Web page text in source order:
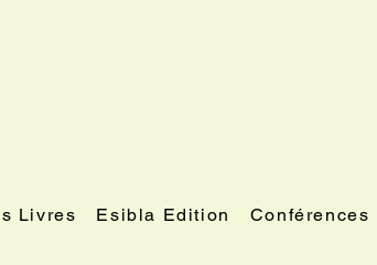
Livres Esibla Edition Conférences